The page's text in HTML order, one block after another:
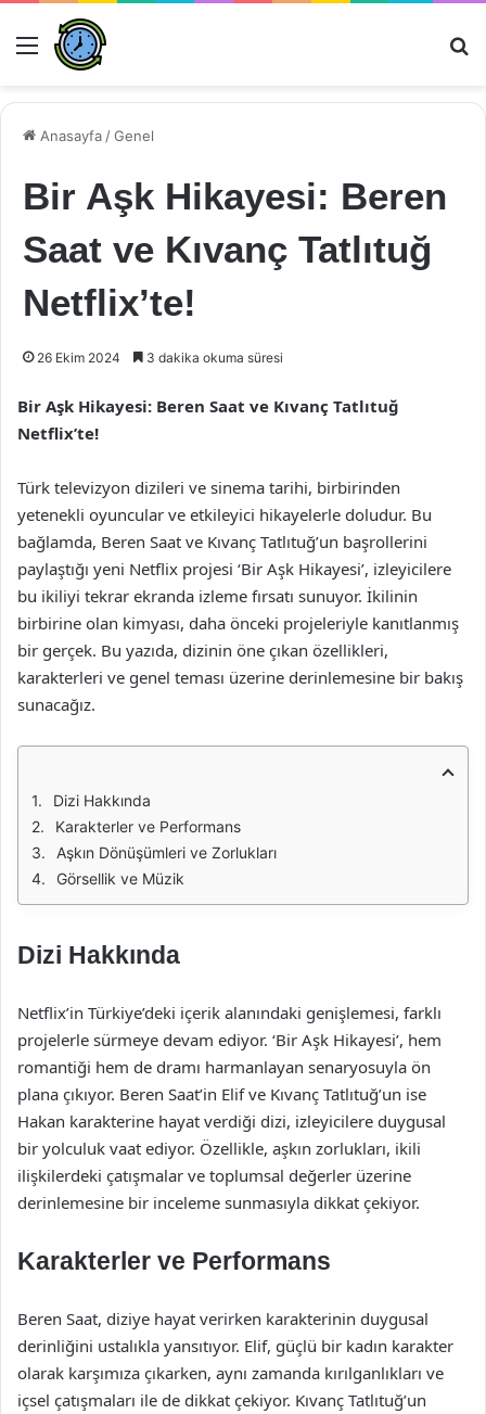
Menü
Anasayfa /Genel
Bir Aşk Hikayesi: Beren
Saat ve Kıvanç Tatlıtuğ
Netflix’te!
26 Ekim 2024 3 dakika okuma süresi
Bir Aşk Hikayesi: Beren Saat ve Kıvanç Tatlıtuğ
Netflix’te!
Türk televizyon dizileri ve sinema tarihi, birbirinden
yetenekli oyuncular ve etkileyici hikayelerle doludur. Bu
bağlamda, Beren Saat ve Kıvanç Tatlıtuğ’un başrollerini
paylaştığı yeni Netflix projesi ‘Bir Aşk Hikayesi’, izleyicilere
bu ikiliyi tekrar ekranda izleme fırsatı sunuyor. İkilinin
birbirine olan kimyası, daha önceki projeleriyle kanıtlanmış
bir gerçek. Bu yazıda, dizinin öne çıkan özellikleri,
karakterleri ve genel teması üzerine derinlemesine bir bakış
sunacağız.
Dizi Hakkında
Karakterler ve Performans
Aşkın Dönüşümleri ve Zorlukları
Görsellik ve Müzik
Dizi Hakkında
Netflix’in Türkiye’deki içerik alanındaki genişlemesi, farklı
projelerle sürmeye devam ediyor. ‘Bir Aşk Hikayesi’, hem
romantiği hem de dramı harmanlayan senaryosuyla ön
plana çıkıyor. Beren Saat’in Elif ve Kıvanç Tatlıtuğ’un ise
Hakan karakterine hayat verdiği dizi, izleyicilere duygusal
bir yolculuk vaat ediyor. Özellikle, aşkın zorlukları, ikili
ilişkilerdeki çatışmalar ve toplumsal değerler üzerine
derinlemesine bir inceleme sunmasıyla dikkat çekiyor.
Karakterler ve Performans
Beren Saat, diziye hayat verirken karakterinin duygusal
derinliğini ustalıkla yansıtıyor. Elif, güçlü bir kadın karakter
olarak karşımıza çıkarken, aynı zamanda kırılganlıkları ve
içsel çatışmaları ile de dikkat çekiyor. Kıvanç Tatlıtuğ’un